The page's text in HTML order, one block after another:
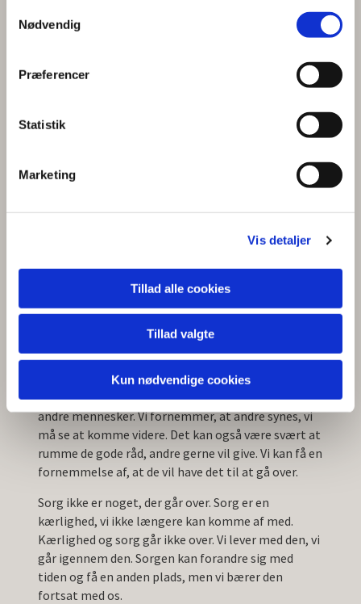
Nødvendig
Præferencer
Statistik
Marketing
Vis detaljer
Tillad alle cookies
Tillad valgte
Kun nødvendige cookies
sorg, savn og på håbet om, at vore døde er hos Gud.
Præstens tale kan være både personlig og
pårørende fik gennem afdøde og nu har mistet.
Guds løfte om at være med os både i livet og i døden.
Begravelse eller bisættelse?
sænkes i jorden på kirkegården, mens
en bisættelse afsluttes med, at kisten køres til
Sorgen er virkelig
Når vi har mistet en pårørende, kan der opstå en
Flere oplever, at det er svært at gå ud og møde
andre mennesker. Vi fornemmer, at andre synes, vi
må se at komme videre. Det kan også være svært at
rumme de gode råd, andre gerne vil give. Vi kan få en
fornemmelse af, at de vil have det til at gå over.
Sorg ikke er noget, der går over. Sorg er en
kærlighed, vi ikke længere kan komme af med.
Kærlighed og sorg går ikke over. Vi lever med den, vi
går igennem den. Sorgen kan forandre sig med
tiden og få en anden plads, men vi bærer den
fortsat med os.